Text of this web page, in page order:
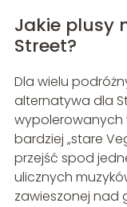
Jakie plusy
Street?
Dla wielu
alternatywa dla
wypolerowanych
bardziej „stare
przejść spod
ulicznych
zawieszonej nad